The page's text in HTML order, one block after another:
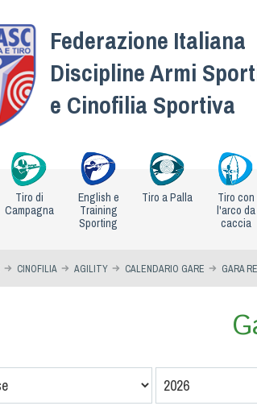
Federazione Italiana
Discipline Armi
e Cinofilia Sportiva
Tiro di
Campagna
English e
Training
Sporting
Tiro a Palla
Tiro con
l'arco da
caccia
CINOFILIA AGILITY CALENDARIO GARE GARA